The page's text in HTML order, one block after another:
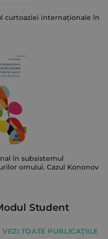
curtoaziei internaționale în
în subsistemul
omului. Cazul Kononov
Student
VEZI TOATE PUBLICAȚIILE